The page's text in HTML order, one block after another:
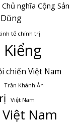
Chủ nghĩa Cộng Sản
tế chính trị
chiến Việt Nam
Trần Khánh Ân
Việt Nam
Nam